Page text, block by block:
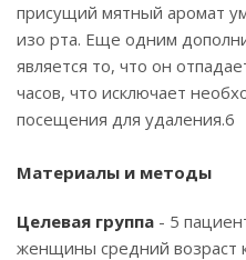
присущий мятный аромат
изо рта. Еще одним
является то, что он
часов, что исключает
посещения для удаления.6
Материалы и методы
Целевая группа - 5
женщины средний возраст